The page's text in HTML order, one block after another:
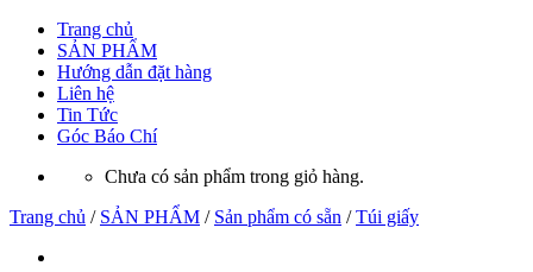
Trang chủ
SẢN PHẨM
Hướng dẫn đặt hàng
Liên hệ
Tin Tức
Góc Báo Chí
Chưa có sản phẩm trong giỏ hàng.
Trang chủ / SẢN PHẨM / Sản phẩm có sẵn / Túi giấy